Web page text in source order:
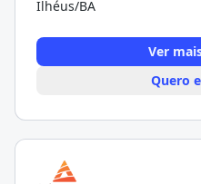
Ilhéus/BA
Ver
Quero